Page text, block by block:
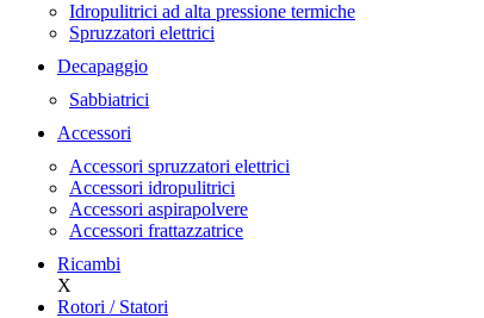
Idropulitrici ad alta pressione termiche
Spruzzatori elettrici
Decapaggio
Sabbiatrici
Accessori
Accessori spruzzatori elettrici
Accessori idropulitrici
Accessori aspirapolvere
Accessori frattazzatrice
Ricambi
X
Rotori / Statori